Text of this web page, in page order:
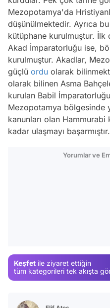
Mezopotamya'da
düşünülmektedir. Ayrıca
kütüphane kurulmuştur.
Akad İmparatorluğu ise,
kurulmuştur. Akadlar,
güçlü ordu olarak
olarak bilinen Asma
kurulan Babil İmparatorluğu
Mezopotamya bölgesinde
kanunları olan Hammurabi
kadar ulaşmayı başarmıştır.
Yorumlar ve
Keşfet ile ziyaret ettiğin
tüm kategorileri tek akışta